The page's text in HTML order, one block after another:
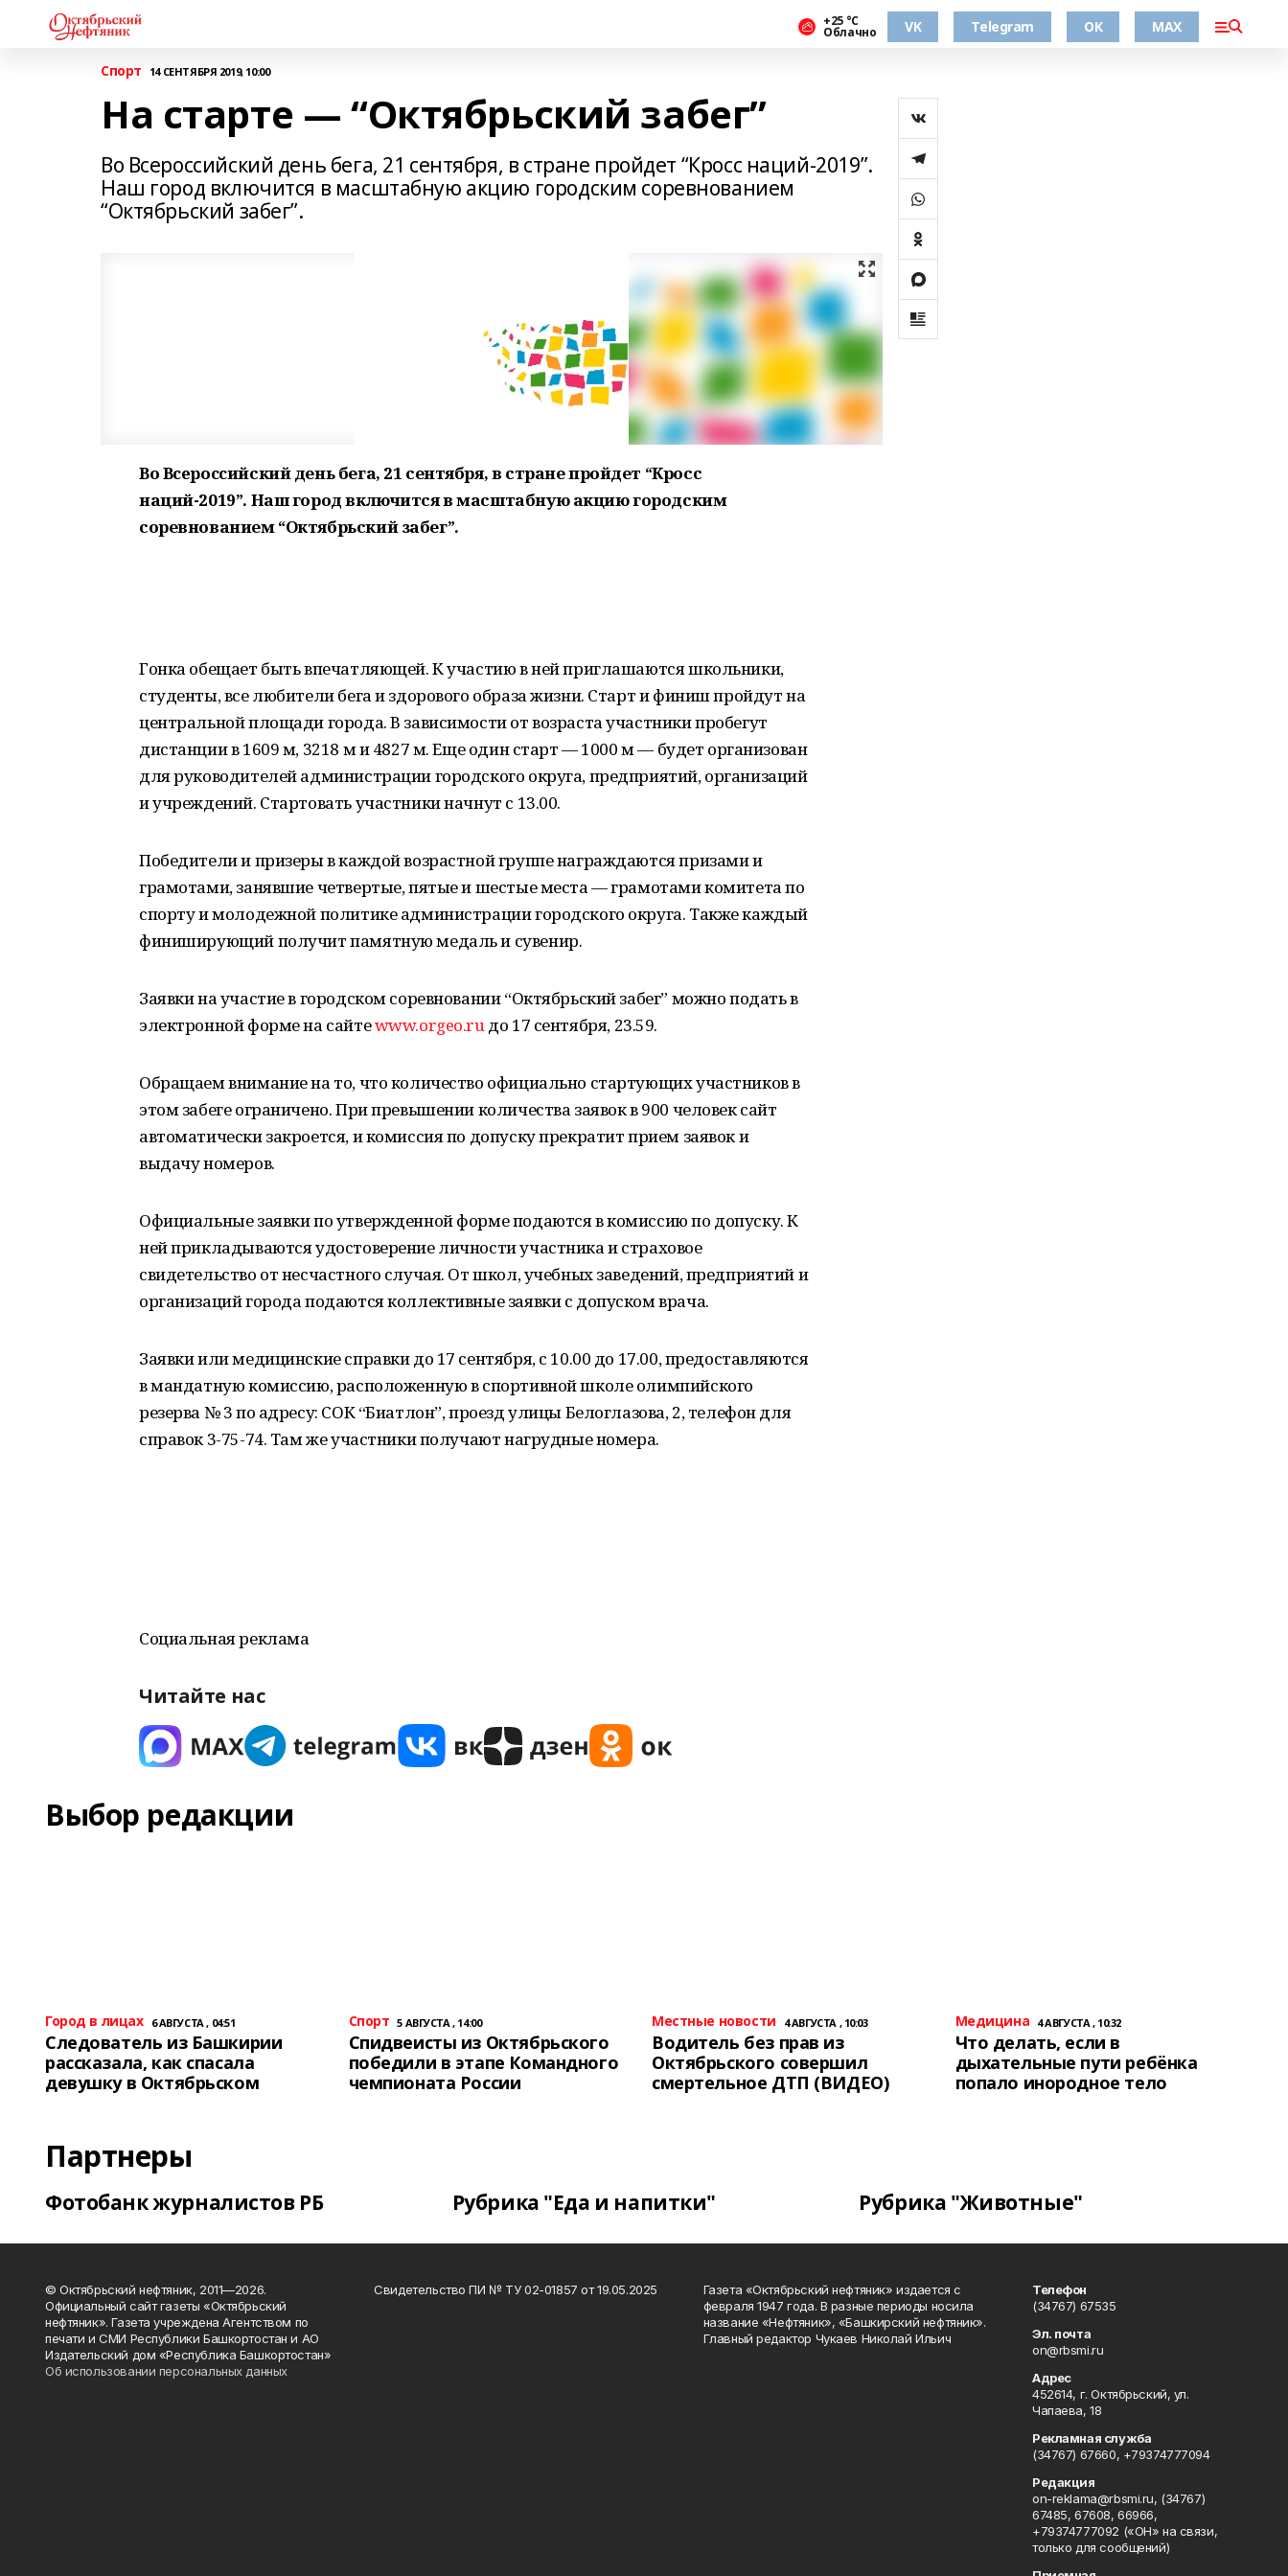
+25 °С
Облачно VK Telegram ОК MAX
Спорт 14 СЕНТЯБРЯ 2019, 10:00
На старте — “Октябрьский забег”
Bо Bcepoccийский день бега, 21 сентября, в стране пройдет “Кросс наций-2019”.
Наш город включится в масштабную акцию городским соревнованием
“Октябрьский забег”.
Bо Bcepoccийский день бега, 21 сентября, в стране пройдет “Кросс
наций-2019”. Наш город включится в масштабную акцию городским
соревнованием “Октябрьский забег”.
Гонка обещает быть впечатляющей. К участию в ней приглашаются школьники,
студенты, все любители бега и здорового образа жизни. Старт и финиш пройдут на
центральной площади города. В зависимости от возраста участники пробегут
дистанции в 1609 м, 3218 м и 4827 м. Еще один старт — 1000 м — будет организован
для руководителей администрации городского округа, предприятий, организаций
и учреждений. Стартовать участники начнут с 13.00.
Победители и призеры в каждой возрастной группе награждаются призами и
грамотами, занявшие четвертые, пятые и шестые места — грамотами комитета по
спорту и молодежной политике администрации городского округа. Также каждый
финиширующий получит памятную медаль и сувенир.
Заявки на участие в городском соревновании “Октябрьский забег” можно подать в
электронной форме на сайтеwww.orgeo.ruдо 17 сентября, 23.59.
Обращаем внимание на то, что количество официально стартующих участников в
этом забеге ограничено. При превышении количества заявок в 900 человек сайт
автоматически закроется, и комиссия по допуску прекратит прием заявок и
выдачу номеров.
Официальные заявки по утвержденной форме подаются в комиссию по допуску. К
ней прикладываются удостоверение личности участника и страховое
свидетельство от несчастного случая. От школ, учебных заведений, предприятий и
организаций города подаются коллективные заявки с допуском врача.
Заявки или медицинские справки до 17 сентября, с 10.00 до 17.00, предоставляются
в мандатную комиссию, расположенную в спортивной школе олимпийского
резерва № 3 по адресу: СОК “Биатлон”, проезд улицы Белоглазова, 2, телефон для
справок 3-75-74. Там же участники получают нагрудные номера.
Социальная реклама
Читайте нас
Выбор редакции
Город в лицах 6 АВГУСТА , 04:51
Следователь из Башкирии
рассказала, как спасала
девушку в Октябрьском
Спорт 5 АВГУСТА , 14:00
Спидвеисты из Октябрьского
победили в этапе Командного
чемпионата России
Местные новости 4 АВГУСТА , 10:03
Водитель без прав из
Октябрьского совершил
смертельное ДТП (ВИДЕО)
Медицина 4 АВГУСТА , 10:32
Что делать, если в
дыхательные пути ребёнка
попало инородное тело
Партнеры
Фотобанк журналистов РБ Рубрика "Еда и напитки" Рубрика "Животные"
© Октябрьский нефтяник, 2011—2026.
Официальный сайт газеты «Октябрьский
нефтяник». Газета учреждена Агентством по
печати и СМИ Республики Башкортостан и АО
Издательский дом «Республика Башкортостан»
Об использовании персональных данных
Свидетельство ПИ № ТУ 02-01857 от 19.05.2025
Газета «Октябрьский нефтяник» издается с
февраля 1947 года. В разные периоды носила
название «Нефтяник», «Башкирский нефтяник».
Главный редактор Чукаев Николай Ильич
Телефон
(34767) 67535
Эл. почта
on@rbsmi.ru
Адрес
452614, г. Октябрьский, ул.
Чапаева, 18
Рекламная служба
(34767) 67660, +79374777094
Редакция
on-reklama@rbsmi.ru, (34767)
67485, 67608, 66966,
+79374777092 («ОН» на связи,
только для сообщений)